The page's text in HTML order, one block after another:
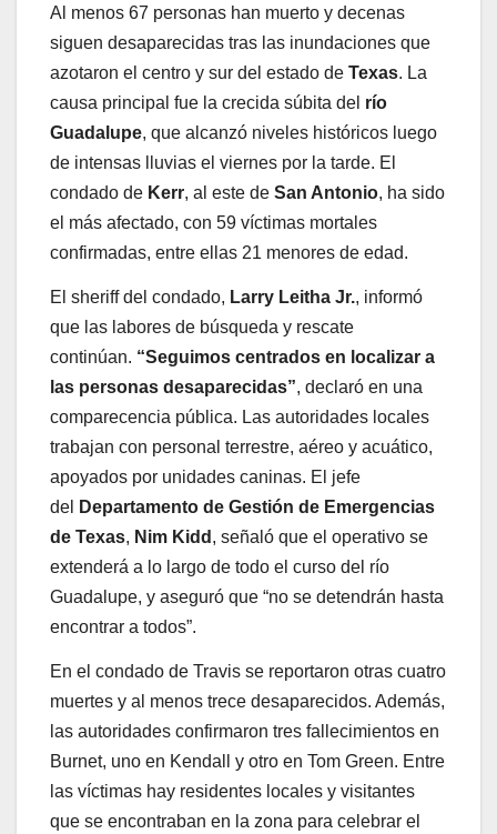
Al menos 67 personas han muerto y decenas
siguen desaparecidas tras las inundaciones que
azotaron el centro y sur del estado de Texas. La
causa principal fue la crecida súbita del río
Guadalupe, que alcanzó niveles históricos luego
de intensas lluvias el viernes por la tarde. El
condado de Kerr, al este de San Antonio, ha sido
el más afectado, con 59 víctimas mortales
confirmadas, entre ellas 21 menores de edad.
El sheriff del condado, Larry Leitha Jr., informó
que las labores de búsqueda y rescate
continúan. “Seguimos centrados en localizar a
las personas desaparecidas”, declaró en una
comparecencia pública. Las autoridades locales
trabajan con personal terrestre, aéreo y acuático,
apoyados por unidades caninas. El jefe
del
Departamento de Gestión de Emergencias
de Texas, Nim Kidd , señaló que el operativo se
extenderá a lo largo de todo el curso del río
Guadalupe, y aseguró que “no se detendrán hasta
encontrar a todos”.
En el condado de Travis se reportaron otras cuatro
muertes y al menos trece desaparecidos. Además,
las autoridades confirmaron tres fallecimientos en
Burnet, uno en Kendall y otro en Tom Green. Entre
las víctimas hay residentes locales y visitantes
que se encontraban en la zona para celebrar el